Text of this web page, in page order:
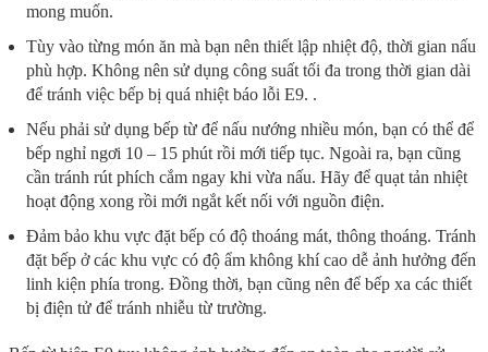
mong muốn.
Tùy vào từng món ăn mà bạn nên thiết lập nhiệt độ, thời gian nấu
phù hợp. Không nên sử dụng công suất tối đa trong thời gian dài
để tránh việc bếp bị quá nhiệt báo lỗi E9. .
Nếu phải sử dụng bếp từ để nấu nướng nhiều món, bạn có thể để
bếp nghỉ ngơi 10 – 15 phút rồi mới tiếp tục. Ngoài ra, bạn cũng
cần tránh rút phích cắm ngay khi vừa nấu. Hãy để quạt tản nhiệt
hoạt động xong rồi mới ngắt kết nối với nguồn điện.
Đảm bảo khu vực đặt bếp có độ thoáng mát, thông thoáng. Tránh
đặt bếp ở các khu vực có độ ẩm không khí cao dễ ảnh hưởng đến
linh kiện phía trong. Đồng thời, bạn cũng nên để bếp xa các thiết
bị điện tử để tránh nhiễu từ trường.